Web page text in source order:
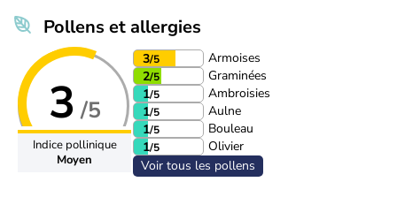
Pollens et allergies
3 /5
Indice pollinique
Moyen
3/5
Armoises
2/5
Graminées
1/5
Ambroisies
1/5
Aulne
1/5
Bouleau
1/5
Olivier
Voir tous les pollens